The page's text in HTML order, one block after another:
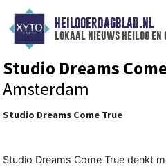
HEILOOERDAGBLAD.NL
lokaal nieuws heiloo en
Studio Dreams
Amsterdam
Studio Dreams Come True
Studio Dreams Come True denkt